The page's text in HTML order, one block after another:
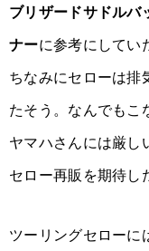
ブリザードサドルバ
ナーに参考にしてい
ちなみにセローは排
たそう。なんでもこ
ヤマハさんには厳し
セロー再販を期待し
ツーリングセローに